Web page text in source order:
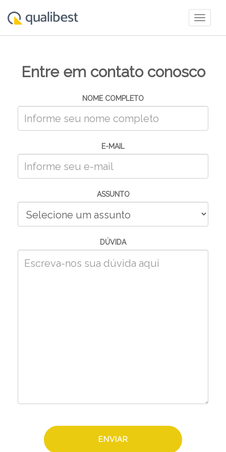
Entre em contato conosco
NOME COMPLETO
E-MAIL
ASSUNTO
DÚVIDA
ENVIAR